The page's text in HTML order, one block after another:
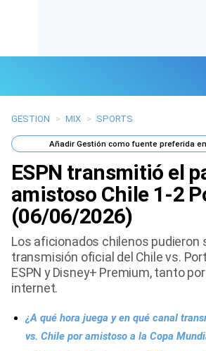
Últimas Noticias
Mi Bolsillo
Respuestas
Gente
Vida Laboral
Tendencias Mix
Sports
GESTION > MIX > SPORTS
AñadirGestión como fuente preferida en
ESPN transmitió el
amistoso Chile 1-2
(06/06/2026)
Los aficionados chilenos pudieron
transmisión oficial del Chile vs.
ESPN y Disney+ Premium, tanto
internet.
¿A qué hora juega y en qué canal
vs. Chile por amistoso a la Copa